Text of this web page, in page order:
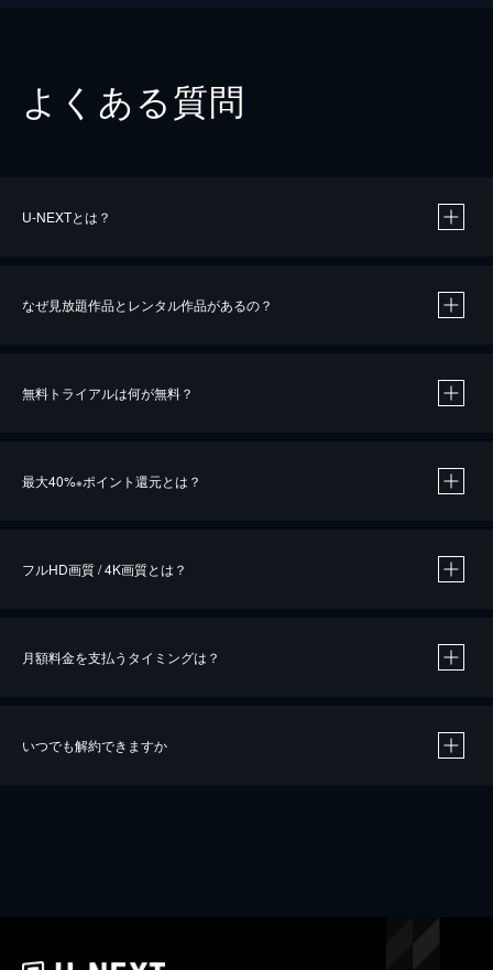
よくある質問
U-NEXTとは？
なぜ見放題作品とレンタル作品があるの？
無料トライアルは何が無料？
最大40%※ポイント還元とは？
※40％ポイント還元の対象は、クレジットカード決済による作品の購入 / レンタルです。
iOSアプリのUコイン決済による作品の購入 / レンタルは、20％のポイント還元です。
フルHD画質 / 4K画質とは？
月額料金を支払うタイミングは？
いつでも解約できますか